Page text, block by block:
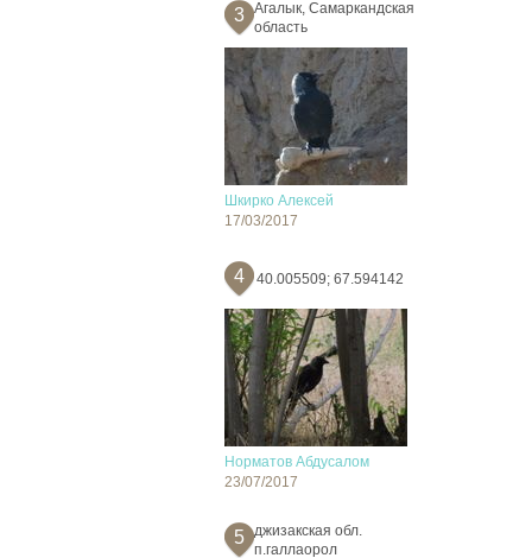
3
Агалык, Самаркандская
область
Шкирко Алексей
17/03/2017
4 40.005509; 67.594142
Норматов Абдусалом
23/07/2017
5
джизакская обл.
п.галлаорол